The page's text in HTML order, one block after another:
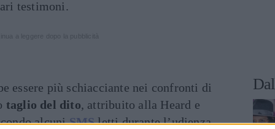
testimoni.
essere più schiacciante nei confronti di
taglio del dito, attribuito alla Heard e
alcuniSMS letti durante l’udienza,